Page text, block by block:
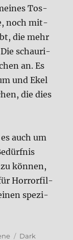
Tos­
noch mit­
die meh­r
Die schau­ri­
an. Es
und Ekel
die dies
auch um
kön­nen,
für Hor­ror­fil­
spe­zi­
Schlagwörter
Dark